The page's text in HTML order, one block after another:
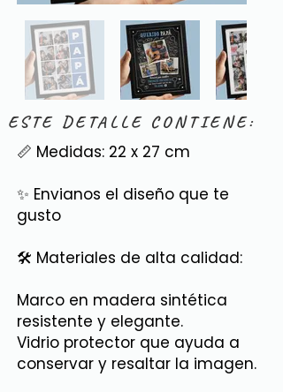
ESTE DETALLE CONTIENE:
📏 Medidas: 22 x 27 cm
✨ Envianos el diseño que te
gusto
🛠 Materiales de alta calidad:
Marco en madera sintética
resistente y elegante.
Vidrio protector que ayuda a
conservar y resaltar la imagen.